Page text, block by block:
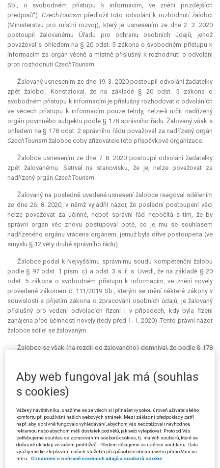
Sb., o svobodném přístupu k informacím, ve znění pozdějších
předpisů“).CzechTourism předložil toto odvolání k rozhodnutí žalobci
(Ministerstvu pro místní rozvoj), který je usnesením ze dne 2. 3. 2020
postoupil žalovanému Úřadu pro ochranu osobních údajů, jehož
považoval s ohledem na § 20 odst. 5 zákona o svobodném přístupu k
informacím za orgán věcně a místně příslušný k rozhodnutí o odvolání
proti rozhodnutí CzechTourism.
Žalovaný usnesením ze dne 19. 3. 2020 postoupil odvolání žadatelky
zpět žalobci. Konstatoval, že na základě § 20 odst. 5 zákona o
svobodném přístupu k informacím je příslušný rozhodovat o odvoláních
ve věcech přístupu k informacím pouze tehdy, nelze-li určit nadřízený
orgán povinného subjektu podle § 178 správního řádu. Žalovaný však s
ohledem na § 178 odst. 2 správního řádu považoval za nadřízený orgán
CzechTourism žalobce coby zřizovatele této příspěvkové organizace.
Žalobce usnesením ze dne 7. 8. 2020 postoupil odvolání žadatelky
zpět žalovanému. Setrval na stanovisku, že jej nelze považovat za
nadřízený orgán CzechTourism.
Žalovaný na posledně uvedené usnesení žalobce reagoval sdělením
ze dne 26. 8. 2020, v němž vyjádřil názor, že poslední postoupení věci
nelze považovat za účinné, neboť správní řád nepočítá s tím, že by
správní orgán věc znovu postupoval poté, co je mu se souhlasem
nadřízeného orgánu vrácena orgánem, jemuž byla dříve postoupena (ve
smyslu § 12 věty druhé správního řádu).
Žalobce podal k Nejvyššímu správnímu soudu kompetenční žalobu
podle § 97 odst. 1 písm. c) a odst. 3 s. ř. s. Uvedl, že na základě § 20
odst. 5 zákona o svobodném přístupu k informacím, ve znění novely
provedené zákonem č. 111/2019 Sb., kterým se mění některé zákony v
souvislosti s přijetím zákona o zpracování osobních údajů, je žalovaný
příslušný pro vedení odvolacích řízení i v případech, kdy byla řízení
zahájena před účinností novely (tedy před 1. 1. 2020). Tento právní názor
žalobce sdílel se žalovaným.
Žalobce se však (na rozdíl od žalovaného) domníval, že podle § 178
nadřízeným orgánem byl žalobce. Odkázal na rozsudek ze dne 11. 2.
2015, čj. 1 As 239/2014-39, v němž Nejvyšší správní soud dospěl k
závěru, že Ministerstvo zemědělství není nadřízeným orgánem
Národního zemědělského muzea Praha. Žalobce je zřizovatelem
CzechTourism, což jej staví do určitého nadřízeného postavení vůči této
příspěvkové organizaci, avšak tato nadřízenost se týká pouze
finančních prostředků, s nimižCzechTourism hospodaří. Dle názoru
žalobce nelze na projednávanou věc vztáhnout závěry rozsudku
Nejvyššího správního soudu ze dne 18. 9. 2007, čj. 6 As 28/2007-119,
Aby web fungoval jak má (souhlas
s cookies)
Vážený návštěvníku, snažíme se ze všech sil přinášet vysokou úroveň uživatelského
komfortu při používání našich webových stránek. Mezi základní předpoklady patří
např. aby správně fungovalo vyhledávání, abychom vás neobtěžovali nevhodnou
reklamou nebo abychom měli dostatek podnětů, jak web vylepšovat. Proto od Vás
potřebujeme souhlas se zpracováním souborů cookies, tj. malých souborů, které se
dočasně ukládají ve vašem prohlížeči. Předem děkujeme za udělení souhlasu. Data
využijeme ke zlepšování našich služeb a přizpůsobení obsahu webu přímo Vám na
míru. Oznámení o ochraně osobních údajů a souborů cookie